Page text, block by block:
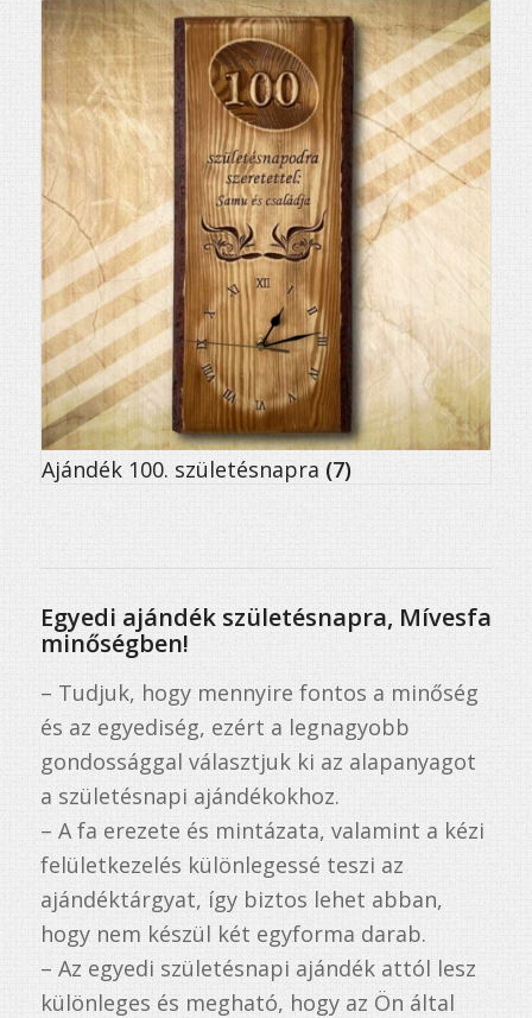
Ajándék 100. születésnapra (7)
Egyedi ajándék születésnapra, Mívesfa
minőségben!
– Tudjuk, hogy mennyire fontos a minőség
és az egyediség, ezért a legnagyobb
gondossággal választjuk ki az alapanyagot
a születésnapi ajándékokhoz.
– A fa erezete és mintázata, valamint a kézi
felületkezelés különlegessé teszi az
ajándéktárgyat, így biztos lehet abban,
hogy nem készül két egyforma darab.
– Az egyedi születésnapi ajándék attól lesz
különleges és megható, hogy az Ön által